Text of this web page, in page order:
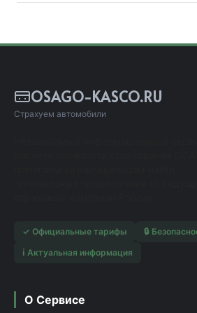
OSAGO-KASCO.RU
Страхуем автомобили
✓ Официальные тарифы
🔒
ℹ️ Актуальная информация
О Сервисе